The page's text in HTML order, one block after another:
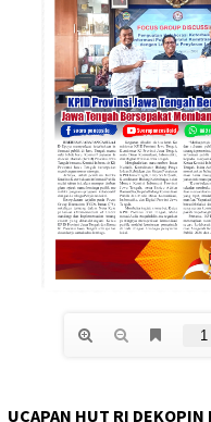
UCAPAN HUT RI DEKOPIN